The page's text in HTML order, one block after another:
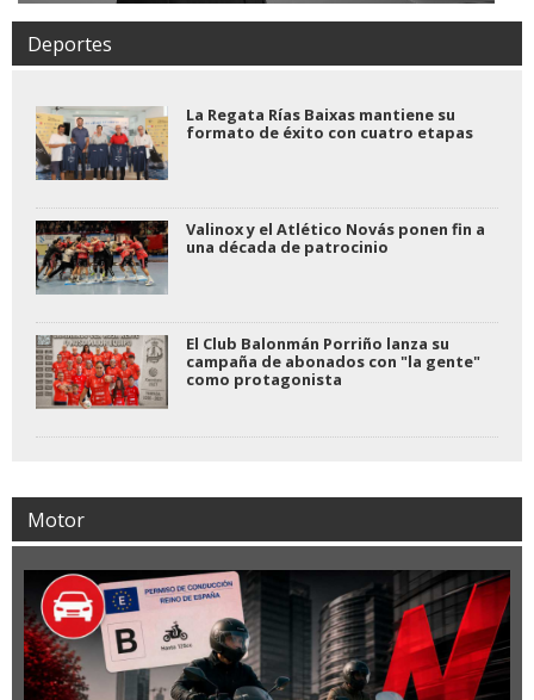
Deportes
La Regata Rías Baixas mantiene su
formato de éxito con cuatro etapas
Valinox y el Atlético Novás ponen fin a
una década de patrocinio
El Club Balonmán Porriño lanza su
campaña de abonados con "la gente"
como protagonista
Motor